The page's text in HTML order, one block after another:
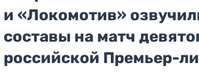
и «Локомотив»
составы на матч
российской Премьер-